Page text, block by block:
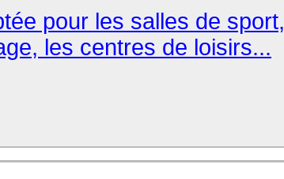
pour les salles de sport,
les centres de loisirs...